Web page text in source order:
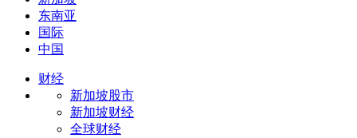
东南亚
国际
中国
财经
新加坡股市
新加坡财经
全球财经